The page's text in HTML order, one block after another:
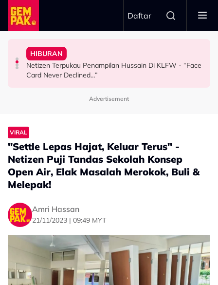
Skip to main content
Daftar
HIBURAN
A.Aida Selesa Hidup Solo, Tak 'Stress' Fikir Soal
Pasangan - "Tekanan Darah Lagi..."
HIBURAN
Netizen Terpukau Penampilan Hussain Di KLFW - “Face
Card Never Declined…”
HIBURAN
Insiden Pemain Maut Disambar Petir, Diana Danielle
Luah Kebimbangan Isu Keselamatan Perlawanan Bola
HIBURAN
Pertama Di Malaysia! KUDRAT 1968 Tampil Pendekatan
Baharu Dengan 1 Cerita, 2 Format
Advertisement
VIRAL
"Settle Lepas Hajat, Keluar Terus" -
Netizen Puji Tandas Sekolah Konsep
Open Air, Elak Masalah Merokok, Buli &
Melepak!
Amri Hassan
21/11/2023 | 09:49 MYT